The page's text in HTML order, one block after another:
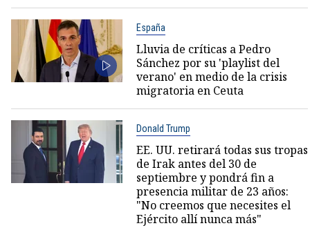
España
Lluvia de críticas a Pedro
Sánchez por su 'playlist del
verano' en medio de la crisis
migratoria en Ceuta
Donald Trump
EE. UU. retirará todas sus tropas
de Irak antes del 30 de
septiembre y pondrá fin a
presencia militar de 23 años:
"No creemos que necesites el
Ejército allí nunca más"